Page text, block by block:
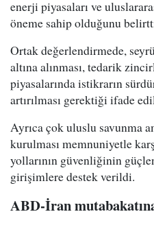
enerji piyasaları ve
öneme sahip olduğunu
Ortak değerlendirmede,
altına alınması, tedarik
piyasalarında istikrarın
artırılması gerektiği ifade
Ayrıca çok uluslu savunma
kurulması memnuniyetle
yollarının güvenliğinin
girişimlere destek verildi.
ABD-İran